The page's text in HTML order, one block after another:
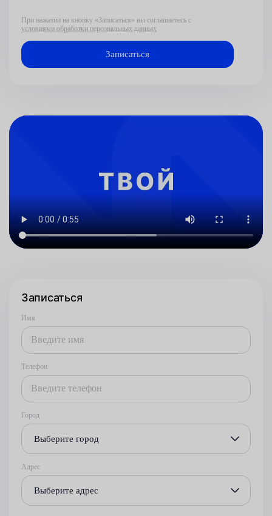
При нажатии на кнопку «Записаться» вы соглашаетесь с
условиями обработки персональных данных
Записаться
Имя
Телефон
Город
Выберите город
Адрес
Выберите адрес